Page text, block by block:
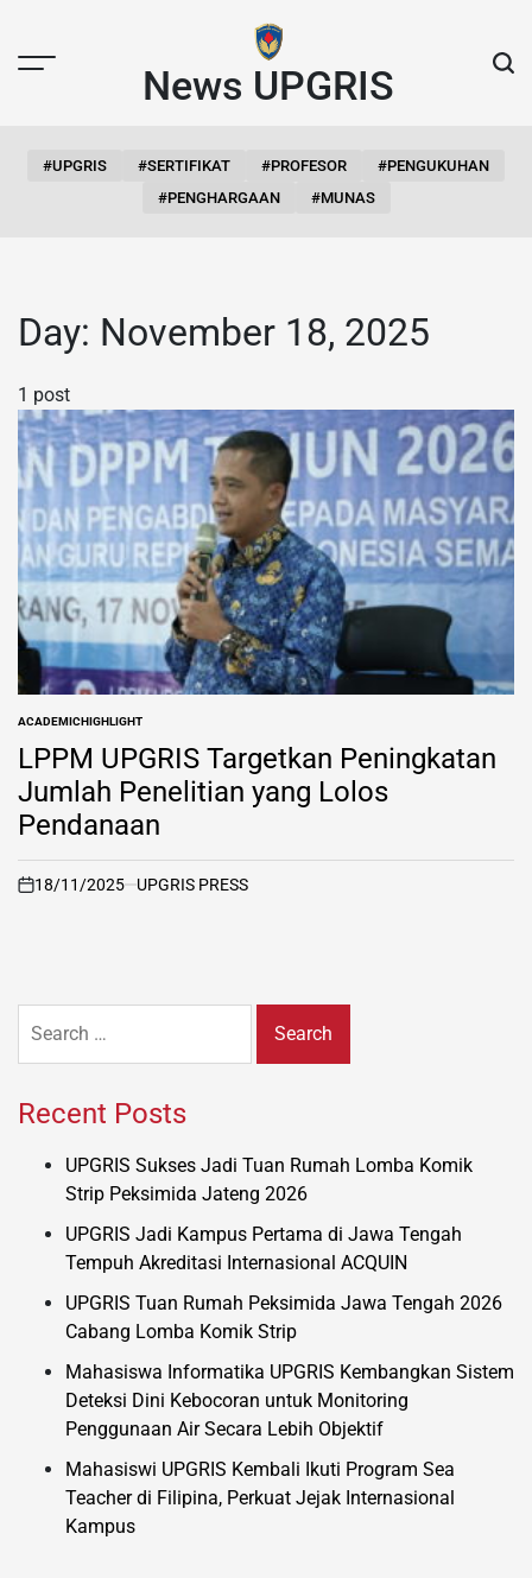
content
News UPGRIS
#UPGRIS #SERTIFIKAT #PROFESOR
#PENGUKUHAN
#PENGHARGAAN
#MUNAS
Day: November 18, 2025
1 post
POSTED
IN
ACADEMICHIGHLIGHT
LPPM UPGRIS Targetkan Peningkatan
Jumlah Penelitian yang Lolos
Pendanaan
on
18/11/2025 UPGRIS PRESS
for:
Recent Posts
UPGRIS Sukses Jadi Tuan Rumah Lomba Komik
Strip Peksimida Jateng 2026
UPGRIS Jadi Kampus Pertama di Jawa Tengah
Tempuh Akreditasi Internasional ACQUIN
UPGRIS Tuan Rumah Peksimida Jawa Tengah 2026
Cabang Lomba Komik Strip
Mahasiswa Informatika UPGRIS Kembangkan Sistem
Deteksi Dini Kebocoran untuk Monitoring
Penggunaan Air Secara Lebih Objektif
Mahasiswi UPGRIS Kembali Ikuti Program Sea
Teacher di Filipina, Perkuat Jejak Internasional
Kampus